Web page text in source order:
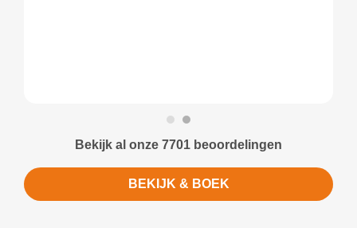
Bekijk al onze 7701 beoordelingen
BEKIJK & BOEK